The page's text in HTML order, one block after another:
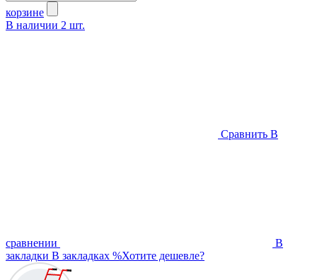
корзине
В наличии 2 шт.
Сравнить В
сравнении
В
закладки В закладках %Хотите дешевле?